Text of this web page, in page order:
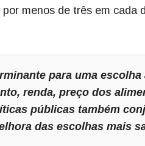
menos de três em cada
para uma escolha
renda, preço dos
públicas também
das escolhas mais